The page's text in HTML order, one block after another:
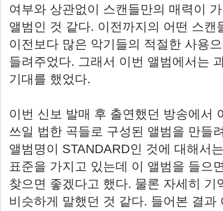
여부와 상관없이 스캔들만의 매력이
앨범인 것 같다. 이전까지의 어떤 스캔
이전보다 많은 악기들의 적절한 사용
들려주었다. 그래서 이번 앨범에서는
기대를 했었다.
이번 신보 발매 후 출연했던 방송에서
쓰일 법한 곡들로 구성된 앨범을 만들
앨범명이 STANDARD인 것에 대해서
표준을 가지고 있는데 이 앨범을 들으
찾으면 좋겠다고 했다. 물론 자세히 기
비슷하게 말했던 것 같다. 들어본 결과